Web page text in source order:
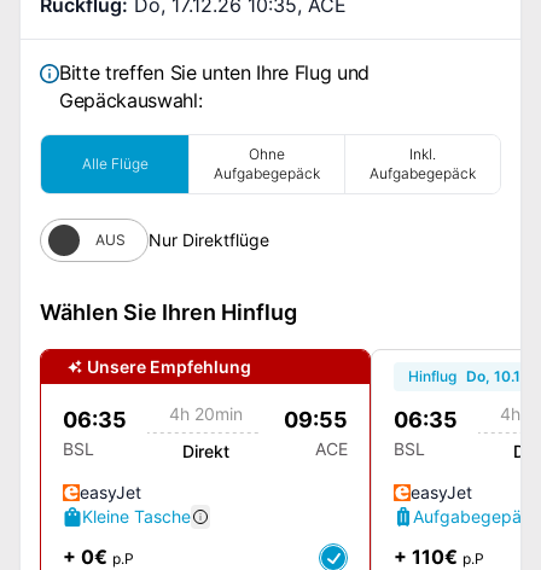
Bitte treffen Sie unten Ihre Flug und
Gepäckauswahl:
Alle Flüge
Ohne
Aufgabegepäck
Inkl.
Aufgabegepäck
AUS Nur Direktflüge
Wählen Sie Ihren Hinflug
Unsere Empfehlung
06:35
BSL
4h 20min
Direkt
09:55
ACE
easyJet
Kleine Tasche
+ 0€ p.P
Hinflug Do,
06:35
BSL
4h
easyJet
Aufgabegepäck
+ 110€ p.P